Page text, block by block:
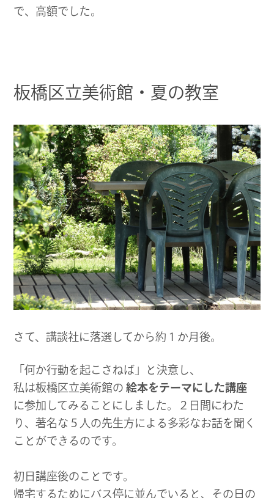
で、高額でした。
板橋区立美術館・夏の教室
さて、講談社に落選してから約１か月後。
「何か行動を起こさねば」と決意し、
私は板橋区立美術館の絵本をテーマにした講座
に参加してみることにしました。２日間にわた
り、著名な５人の先生方による多彩なお話を聞く
ことができるのです。
初日講座後のことです。
帰宅するためにバス停に並んでいると、その日の